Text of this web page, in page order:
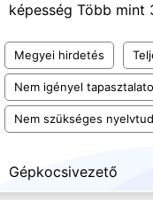
képesség Több mint
Megyei hirdetés
Nem igényel
Nem szükséges
Gépkocsivezető